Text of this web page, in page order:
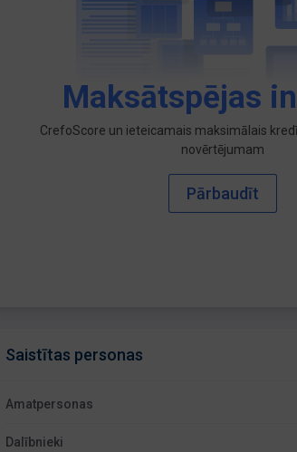
Maksātspējas
CrefoScore un ieteicamais maksimālais
novērtējumam
Pārbaudīt
Saistītas personas
Amatpersonas
Dalībnieki